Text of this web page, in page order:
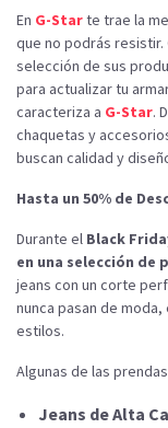
En G-Starte trae la
que no podrás resistir.
selección de sus
para actualizar tu
caracteriza a G-Star.
chaquetas y
buscan calidad y
Hasta un 50% de
Durante el Black
en una selección de
jeans con un corte
nunca pasan de
estilos.
Algunas de las
Jeans de Alta